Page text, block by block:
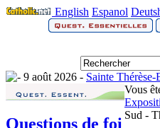
English Espanol
9 août 2026 - Sainte
Questions de foi
Vous
Sud -